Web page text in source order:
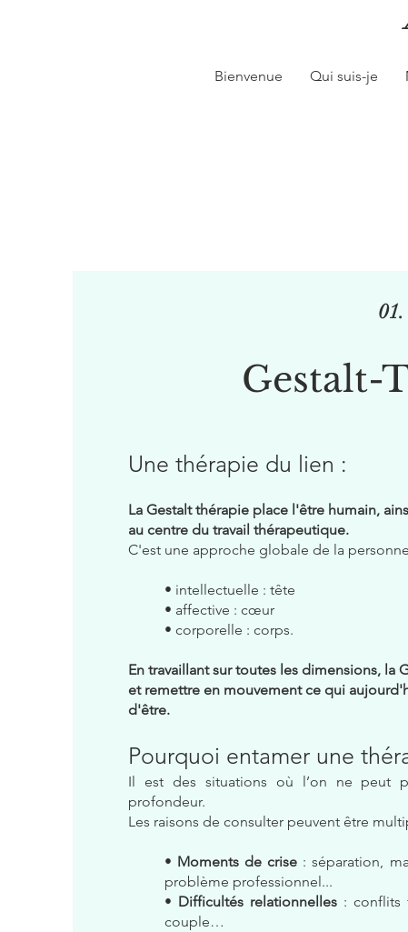
Bienvenue Qui suis-je
01.
Gestalt-
Une thérapie du lien :
La Gestalt thérapie place l'être humain,
au centre du travail thérapeutique.
C'est une approche globale de la
• intellectuelle : tête
• affective : cœur
• corporelle : corps.
En travaillant sur toutes les dimensions, la
et remettre en mouvement ce qui
d'être.
Pourquoi entamer une
Il est des situations où l’on ne peut
profondeur.
Les raisons de consulter peuvent être
• Moments de crise : séparation,
problème professionnel...
• Difficultés relationnelles: conflits
couple…